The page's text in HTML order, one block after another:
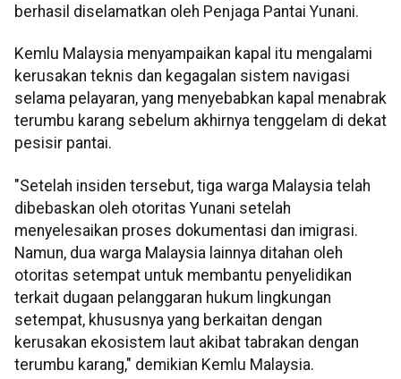
berhasil diselamatkan oleh Penjaga Pantai Yunani.
Kemlu Malaysia menyampaikan kapal itu mengalami
kerusakan teknis dan kegagalan sistem navigasi
selama pelayaran, yang menyebabkan kapal menabrak
terumbu karang sebelum akhirnya tenggelam di dekat
pesisir pantai.
"Setelah insiden tersebut, tiga warga Malaysia telah
dibebaskan oleh otoritas Yunani setelah
menyelesaikan proses dokumentasi dan imigrasi.
Namun, dua warga Malaysia lainnya ditahan oleh
otoritas setempat untuk membantu penyelidikan
terkait dugaan pelanggaran hukum lingkungan
setempat, khususnya yang berkaitan dengan
kerusakan ekosistem laut akibat tabrakan dengan
terumbu karang," demikian Kemlu Malaysia.